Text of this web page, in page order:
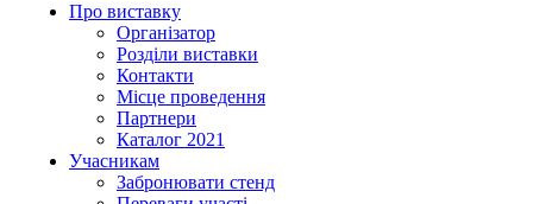
Про виставку
Організатор
Розділи виставки
Контакти
Місце проведення
Партнери
Каталог 2021
Учасникам
Забронювати стенд
Share this widget